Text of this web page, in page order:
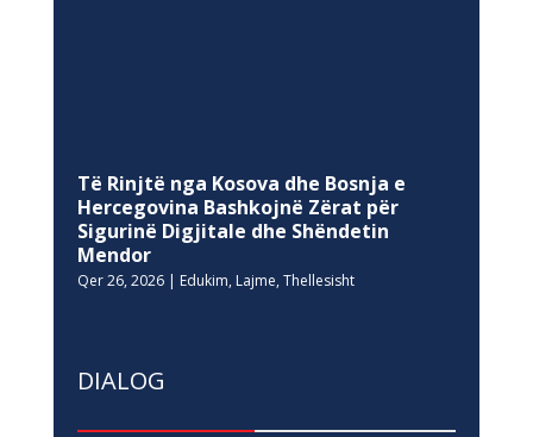
Të Rinjtë nga Kosova dhe Bosnja e
Hercegovina Bashkojnë Zërat për
Sigurinë Digjitale dhe Shëndetin
Mendor
Qer 26, 2026| Edukim, Lajme, Thellesisht
DIALOG